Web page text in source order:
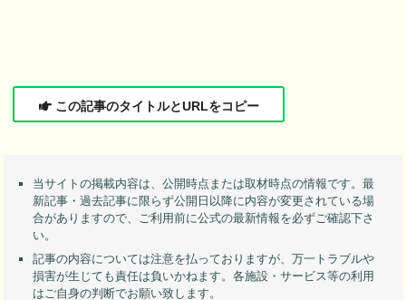
この記事のタイトルとURLをコピー
当サイトの掲載内容は、公開時点または取材時点の情報です。最
新記事・過去記事に限らず公開日以降に内容が変更されている場
合がありますので、ご利用前に公式の最新情報を必ずご確認下さ
い。
記事の内容については注意を払っておりますが、万一トラブルや
損害が生じても責任は負いかねます。各施設・サービス等の利用
はご自身の判断でお願い致します。